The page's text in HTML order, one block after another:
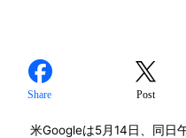
Share Post
米Googleは5月14日、同日